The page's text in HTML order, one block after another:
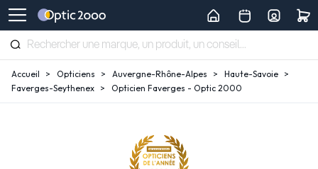
Accueil Opticiens Auvergne-Rhône-Alpes
Haute-Savoie
Faverges-Seythenex
Opticien Faverges - Optic 2000